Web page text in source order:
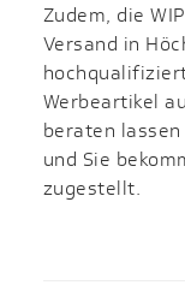
Zudem, die
Versand in
Werbeartikel
beraten
und Sie
zugestellt.